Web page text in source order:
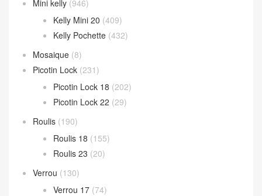
Mini kelly (946)
Kelly Mini 20 (409)
Kelly Pochette (432)
Mosaique (8)
Picotin Lock (231)
Picotin Lock 18 (202)
Picotin Lock 22 (29)
Roulis (190)
Roulis 18 (155)
Roulis 23 (20)
Verrou (130)
Verrou 17 (74)